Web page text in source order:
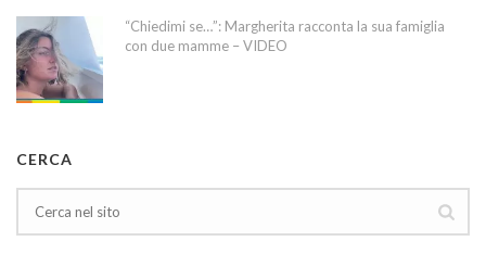
“Chiedimi se…”: Margherita racconta la sua famiglia
con due mamme – VIDEO
CERCA